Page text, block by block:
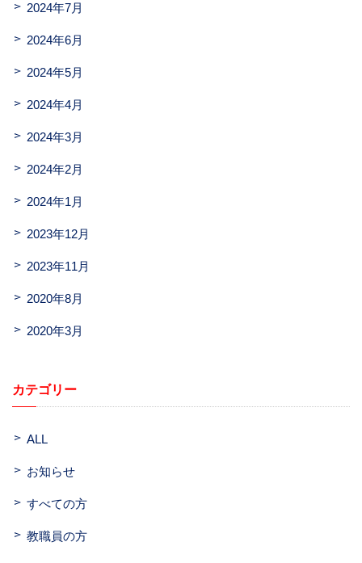
2024年7月
2024年6月
2024年5月
2024年4月
2024年3月
2024年2月
2024年1月
2023年12月
2023年11月
2020年8月
2020年3月
カテゴリー
ALL
お知らせ
すべての方
教職員の方